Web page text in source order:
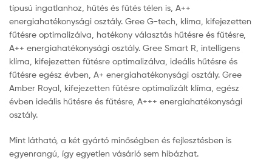
típusú ingatlanhoz, hűtés és fűtés télen is, A++
energiahatékonysági osztály. Gree G-tech, klíma, kifejezetten
fűtésre optimalizálva, hatékony választás hűtésre és fűtésre,
A++ energiahatékonysági osztály. Gree Smart R, intelligens
klíma, kifejezetten fűtésre optimalizálva, ideális hűtésre és
fűtésre egész évben, A+ energiahatékonysági osztály. Gree
Amber Royal, kifejezetten fűtésre optimalizált klíma, egész
évben ideális hűtésre és fűtésre, A+++ energiahatékonysági
osztály.
Mint látható, a két gyártó minőségben és fejlesztésben is
egyenrangú, így egyetlen vásárló sem hibázhat.